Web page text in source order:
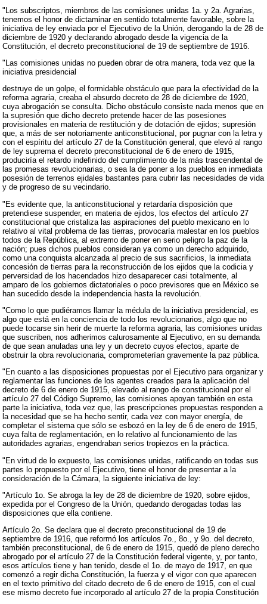
"Los subscriptos, miembros de las comisiones unidas 1a. y 2a. Agrarias,
tenemos el honor de dictaminar en sentido totalmente favorable, sobre la
iniciativa de ley enviada por el Ejecutivo de la Unión, derogando la de 28 de
diciembre de 1920 y declarando abrogado desde la vigencia de la
Constitución, el decreto preconstitucional de 19 de septiembre de 1916.
"Las comisiones unidas no pueden obrar de otra manera, toda vez que la
iniciativa presidencial
destruye de un golpe, el formidable obstáculo que para la efectividad de la
reforma agraria, creaba el absurdo decreto de 28 de diciembre de 1920,
cuya abrogación se consulta. Dicho obstáculo consiste nada menos que en
la supresión que dicho decreto pretende hacer de las posesiones
provisionales en materia de restitución y de dotación de ejidos; supresión
que, a más de ser notoriamente anticonstitucional, por pugnar con la letra y
con el espíritu del artículo 27 de la Constitución general, que elevó al rango
de ley suprema el decreto preconstitucional de 6 de enero de 1915,
produciría el retardo indefinido del cumplimiento de la más trascendental de
las promesas revolucionarias, o sea la de poner a los pueblos en inmediata
posesión de terrenos ejidales bastantes para cubrir las necesidades de vida
y de progreso de su vecindario.
"Es evidente que, la anticonstitucional y retardaría disposición que
pretendiese suspender, en materia de ejidos, los efectos del artículo 27
constitucional que cristaliza las aspiraciones del pueblo mexicano en lo
relativo al vital problema de las tierras, provocaría malestar en los pueblos
todos de la República, al extremo de poner en serio peligro la paz de la
nación; pues dichos pueblos consideran ya como un derecho adquirido,
como una conquista alcanzada al precio de sus sacrificios, la inmediata
concesión de tierras para la reconstrucción de los ejidos que la codicia y
perversidad de los hacendados hizo desaparecer casi totalmente, al
amparo de los gobiernos dictatoriales o poco previsores que en México se
han sucedido desde la independencia hasta la revolución.
"Como lo que pudiéramos llamar la médula de la iniciativa presidencial, es
algo que está en la conciencia de todo los revolucionarios, algo que no
puede tocarse sin herir de muerte la reforma agraria, las comisiones unidas
que suscriben, nos adherimos calurosamente al Ejecutivo, en su demanda
de que sean anuladas una ley y un decreto cuyos efectos, aparte de
obstruir la obra revolucionaria, comprometerían gravemente la paz pública.
"En cuanto a las disposiciones propuestas por el Ejecutivo para organizar y
reglamentar las funciones de los agentes creados para la aplicación del
decreto de 6 de enero de 1915, elevado al rango de constitucional por el
artículo 27 del Código Supremo, las comisiones apoyan también en esta
parte la iniciativa, toda vez que, las prescripciones propuestas responden a
la necesidad que se ha hecho sentir, cada vez con mayor energía, de
completar el sistema que sólo se esbozó en la ley de 6 de enero de 1915,
cuya falta de reglamentación, en lo relativo al funcionamiento de las
autoridades agrarias, engendraban serios tropiezos en la práctica.
"En virtud de lo expuesto, las comisiones unidas, ratificando en todas sus
partes lo propuesto por el Ejecutivo, tiene el honor de presentar a la
consideración de la Cámara, la siguiente iniciativa de ley:
"Artículo 1o. Se abroga la ley de 28 de diciembre de 1920, sobre ejidos,
expedida por el Congreso de la Unión, quedando derogadas todas las
disposiciones que ella contiene.
Artículo 2o. Se declara que el decreto preconstitucional de 19 de
septiembre de 1916, que reformó los artículos 7o., 8o., y 9o. del decreto,
también preconstitucional, de 6 de enero de 1915, quedó de pleno derecho
abrogado por el artículo 27 de la Constitución federal vigente, y, por tanto,
esos artículos tiene y han tenido, desde el 1o. de mayo de 1917, en que
comenzó a regir dicha Constitución, la fuerza y el vigor con que aparecen
en el texto primitivo del citado decreto de 6 de enero de 1915, con el cual
ese mismo decreto fue incorporado al artículo 27 de la propia Constitución